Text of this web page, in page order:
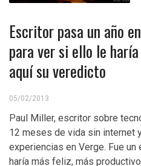
Escritor pasa un año
para ver si ello le
aquí su veredicto
05/02/2013
Paul Miller, escritor sobre
12 meses de vida sin internet
experiencias en Verge. Fue un
haría más feliz, más